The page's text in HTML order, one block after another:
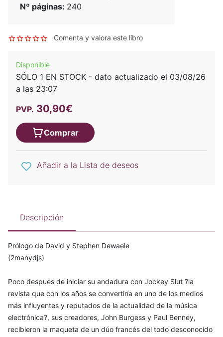
Nº páginas: 240
Comenta y valora este libro
Disponible
SÓLO 1 EN STOCK - dato actualizado el 03/08/26
a las 23:07
PVP. 30,90€
Comprar
Añadir a la Lista de deseos
Descripción
Prólogo de David y Stephen Dewaele
(2manydjs)
Poco después de iniciar su andadura con Jockey Slut ?la
revista que con los años se convertiría en uno de los medios
más influyentes y reputados de la actualidad de la música
electrónica?, sus creadores, John Burgess y Paul Benney,
recibieron la maqueta de un dúo francés del todo desconocido